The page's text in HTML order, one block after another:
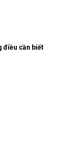
điều cần biết